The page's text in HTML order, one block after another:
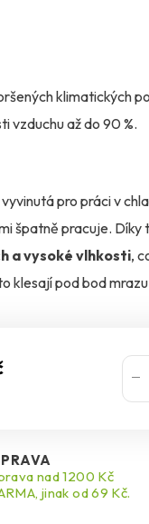
klimatických
vzduchu až do 90 %.
pro práci v
špatně pracuje.
a vysoké vlhkosti,
klesají pod bod
jako jsou
lze tyto materiály
g) se přimíchá do 25
Malta zůstává
nad 1200 Kč
jinak od 69 Kč.